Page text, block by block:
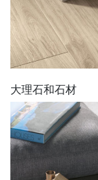
大理石和石材